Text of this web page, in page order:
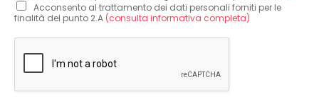
Acconsento al trattamento dei dati personali forniti per le
finalità del punto 2.A (consulta informativa completa)